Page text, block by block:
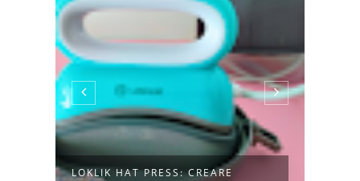
LOKLIK HAT PRESS: CREARE